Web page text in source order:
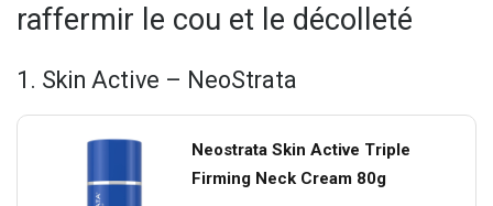
raffermir le cou et le décolleté
1. Skin Active – NeoStrata
Neostrata Skin Active Triple
Firming Neck Cream 80g